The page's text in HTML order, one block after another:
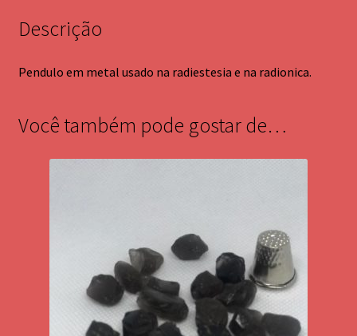
Descrição
Pendulo em metal usado na radiestesia e na radionica.
Você também pode gostar de…